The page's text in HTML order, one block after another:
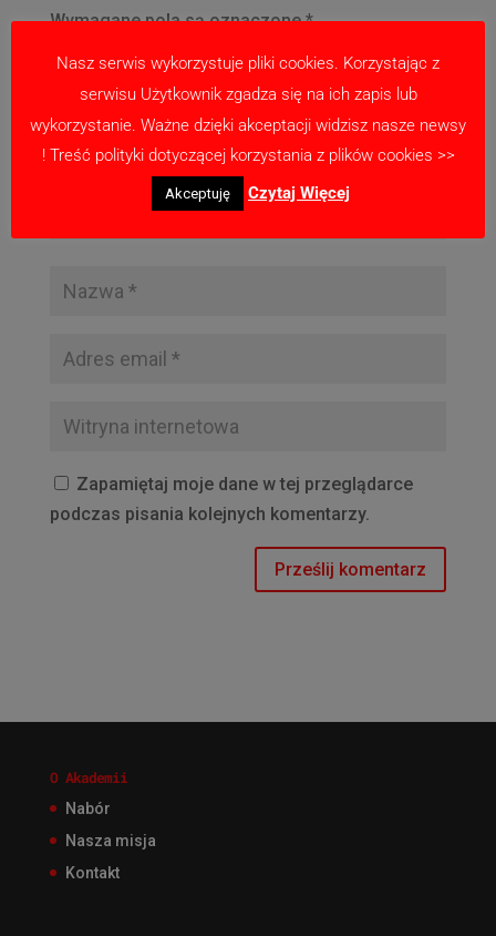
Wymagane pola są oznaczone*
Zapamiętaj moje dane w tej przeglądarce
podczas pisania kolejnych komentarzy.
O Akademii
Nabór
Nasza misja
Kontakt
Nasz serwis wykorzystuje pliki cookies. Korzystając z
serwisu Użytkownik zgadza się na ich zapis lub
wykorzystanie. Ważne dzięki akceptacji widzisz nasze newsy
! Treść polityki dotyczącej korzystania z plików cookies >>
Akceptuję Czytaj Więcej